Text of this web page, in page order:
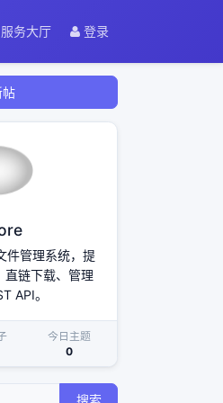
服务大厅 登录
帖
件管理系统，提
直链下载、管理
API。
今日主题
0
搜索